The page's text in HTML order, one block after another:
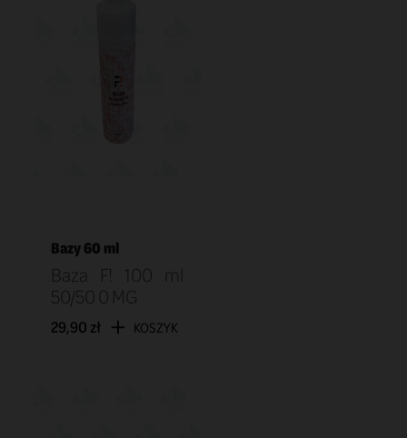
Bazy 60 ml
Baza F! 100 ml
50/50 0 MG
29,90 zł KOSZYK